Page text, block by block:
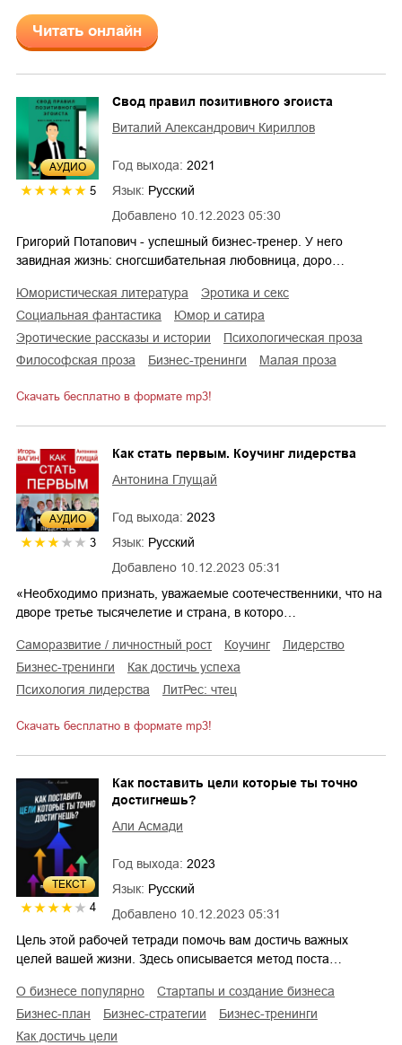
Читать онлайн
AУДИО
5
Добавлено 10.12.2023 05:30
Свод правил позитивного эгоиста
Виталий Александрович Кириллов
Год выхода: 2021
Язык: Русский
Григорий Потапович - успешный бизнес-тренер. У него
завидная жизнь: сногсшибательная любовница, доро…
юмористическая литература
эротика и секс
социальная фантастика
юмор и сатира
эротические рассказы и истории
психологическая проза
философская проза
бизнес-тренинги малая проза
Скачать бесплатно в формате mp3!
AУДИО
3
Добавлено 10.12.2023 05:31
Как стать первым. Коучинг лидерства
Антонина Глущай
Год выхода: 2023
Язык: Русский
«Необходимо признать, уважаемые соотечественники, что на
дворе третье тысячелетие и страна, в которо…
саморазвитие / личностный рост коучинг
лидерство
бизнес-тренинги
как достичь успеха
психология лидерства
ЛитРес: чтец
Скачать бесплатно в формате mp3!
ТЕКСТ
4 Добавлено 10.12.2023 05:31
Как поставить цели которые ты точно
достигнешь?
Али Асмади
Год выхода: 2023
Язык: Русский
Цель этой рабочей тетради помочь вам достичь важных
целей вашей жизни. Здесь описывается метод поста…
о бизнесе популярно
стартапы и создание бизнеса
бизнес-план
бизнес-стратегии
бизнес-тренинги
как достичь цели